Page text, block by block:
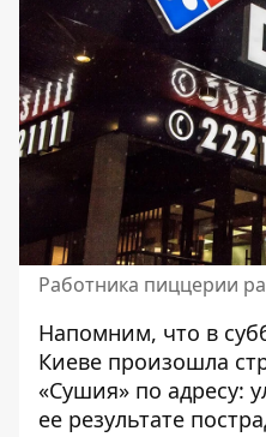
Работника пиццерии
Напомним, что в
Киеве произошла
«Сушия» по адресу:
ее результате